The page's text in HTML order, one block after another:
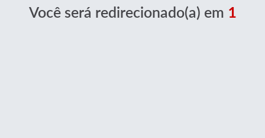
Você será redirecionado(a) em 1